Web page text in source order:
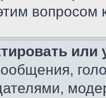
вопросом